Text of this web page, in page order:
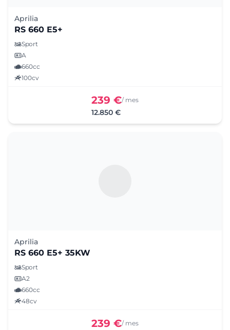
Aprilia
RS 660 E5+
Sport
A
660cc
100cv
239 €/ mes
12.850 €
Aprilia
RS 660 E5+ 35KW
Sport
A2
660cc
48cv
239 €/ mes